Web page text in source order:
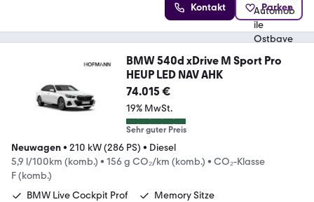
Kontakt Parken
BMW 540d xDrive M Sport Pro
HEUP LED NAV AHK
74.015 €
19% MwSt.
Sehr guter Preis
Neuwagen• 210 kW (286 PS) • Diesel
5,9 l/100km (komb.) • 156 g CO₂/km (komb.) • CO₂-Klasse
F (komb.)
BMW Live Cockpit Prof
Memory Sitze